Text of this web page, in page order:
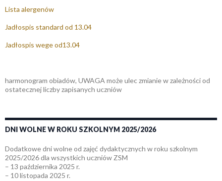
Lista alergenów
Jadłospis standard od 13.04
Jadłospis wege od13.04
harmonogram obiadów, UWAGA może ulec zmianie w zależności od
ostatecznej liczby zapisanych uczniów
DNI WOLNE W ROKU SZKOLNYM 2025/2026
Dodatkowe dni wolne od zajęć dydaktycznych w roku szkolnym
2025/2026 dla wszystkich uczniów ZSM
– 13 października 2025 r.
– 10 listopada 2025 r.